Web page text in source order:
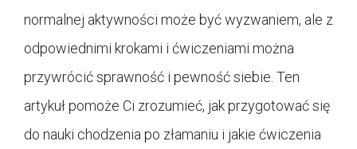
normalnej aktywności może być wyzwaniem, ale z
odpowiednimi krokami i ćwiczeniami można
przywrócić sprawność i pewność siebie. Ten
artykuł pomoże Ci zrozumieć, jak przygotować się
do nauki chodzenia po złamaniu i jakie ćwiczenia